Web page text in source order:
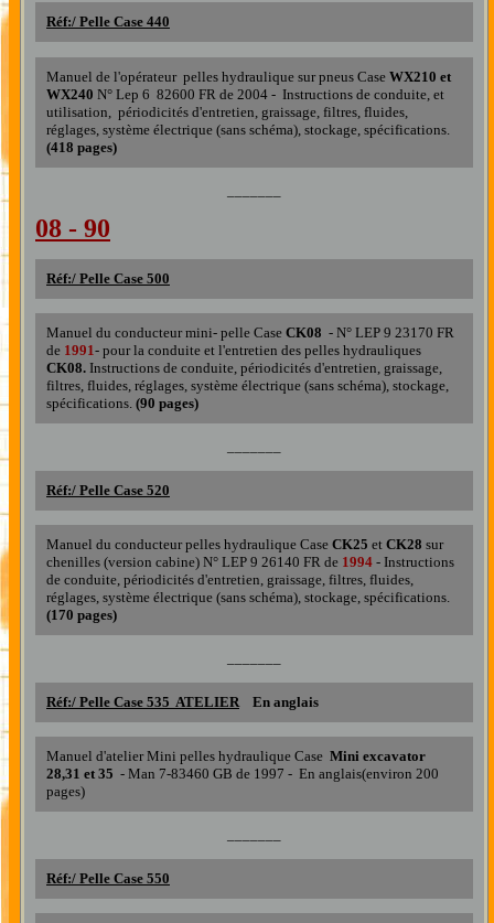
Réf:/ Pelle Case 440
Manuel de l'opérateur pelles hydraulique sur pneus Case WX210 et
WX240 N° Lep 6 82600 FR de 2004 - Instructions de conduite, et
utilisation, périodicités d'entretien, graissage, filtres, fluides,
réglages, système électrique (sans schéma), stockage, spécifications.
(418 pages)
08 - 90
Réf:/ Pelle Case 500
Manuel du conducteur mini- pelle Case CK08 - N° LEP 9 23170 FR
de 1991- pour la conduite et l'entretien des pelles hydrauliques
CK08. Instructions de conduite, périodicités d'entretien, graissage,
filtres, fluides, réglages, système électrique (sans schéma), stockage,
spécifications. (90 pages)
Réf:/ Pelle Case 520
Manuel du conducteur pelles hydraulique Case CK25 et CK28 sur
chenilles (version cabine) N° LEP 9 26140 FR de 1994 - Instructions
de conduite, périodicités d'entretien, graissage, filtres, fluides,
réglages, système électrique (sans schéma), stockage, spécifications.
(170 pages)
Réf:/ Pelle Case 535 ATELIER En anglais
Manuel d'atelier Mini pelles hydraulique Case Mini excavator
28,31 et 35 - Man 7-83460 GB de 1997 - En anglais(environ 200
pages)
Réf:/ Pelle Case 550